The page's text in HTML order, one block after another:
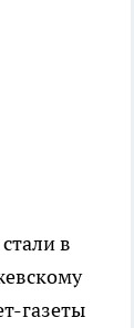
в
газеты